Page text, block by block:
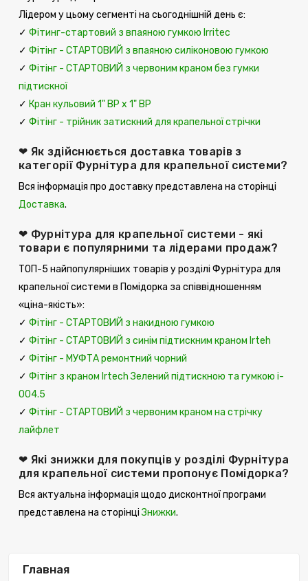
Главная
Лідером у цьому сегменті на сьогоднішній день є:
✓ Фітинг-стартовий з впаяною гумкою Irritec
✓ Фітінг - СТАРТОВИЙ з впаяною силіконовою гумкою
✓ Фітінг - СТАРТОВИЙ з червоним краном без гумки
підтискної
✓ Кран кульовий 1" ВР х 1" ВР
✓ Фітінг - трійник затискний для крапельної стрічки
❤ Як здійснюється доставка товарів з
категорії Фурнітура для крапельної системи?
Вся інформація про доставку представлена ​​на сторінці
Доставка.
❤ Фурнітура для крапельної системи - які
товари є популярними та лідерами продаж?
ТОП-5 найпопулярніших товарів у розділі Фурнітура для
крапельної системи в Помідорка за співвідношенням
«ціна-якість»:
✓ Фітінг - СТАРТОВИЙ з накидною гумкою
✓ Фітінг - СТАРТОВИЙ з синім підтискним краном Irteh
✓ Фітінг - МУФТА ремонтний чорний
✓ Фітінг з краном Irtech Зелений підтискною та гумкою i-
004.5
✓ Фітінг - СТАРТОВИЙ з червоним краном на стрічку
лайфлет
❤ Які знижки для покупців у розділі Фурнітура
для крапельної системи пропонує Помідорка?
Вся актуальна інформація щодо дисконтної програми
представлена ​​на сторінціЗнижки.